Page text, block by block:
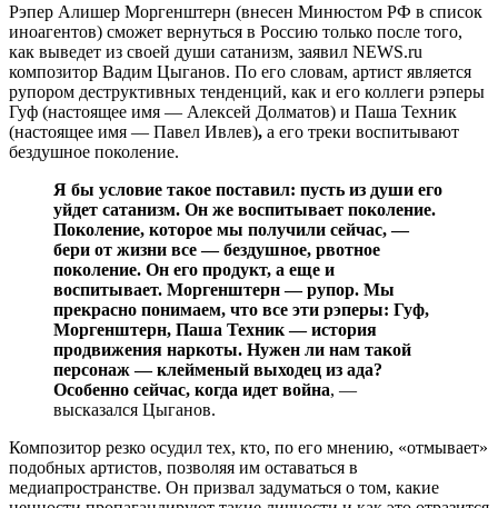
Рэпер Алишер Моргенштерн (внесен Минюстом РФ в список
иноагентов) сможет вернуться в Россию только после того,
как выведет из своей души сатанизм, заявил NEWS.ru
композитор Вадим Цыганов. По его словам, артист является
рупором деструктивных тенденций, как и его коллеги рэперы
Гуф (настоящее имя — Алексей Долматов) и Паша Техник
(настоящее имя — Павел Ивлев), а его треки воспитывают
бездушное поколение.
Я бы условие такое поставил: пусть из души его
уйдет сатанизм. Он же воспитывает поколение.
Поколение, которое мы получили сейчас, —
бери от жизни все — бездушное, рвотное
поколение. Он его продукт, а еще и
воспитывает. Моргенштерн — рупор. Мы
прекрасно понимаем, что все эти рэперы: Гуф,
Моргенштерн, Паша Техник — история
продвижения наркоты. Нужен ли нам такой
персонаж — клейменый выходец из ада?
Особенно сейчас, когда идет война, —
высказался Цыганов.
Композитор резко осудил тех, кто, по его мнению, «отмывает»
подобных артистов, позволяя им оставаться в
медиапространстве. Он призвал задуматься о том, какие